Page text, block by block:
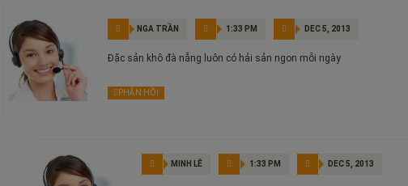
NGA TRẦN 1:33 PM DEC 5, 2013
Đặc sản khô đà nẵng luôn có hải sản ngon mỗi ngày
PHẢN HỒI
MINH LÊ 1:33 PM DEC 5, 2013